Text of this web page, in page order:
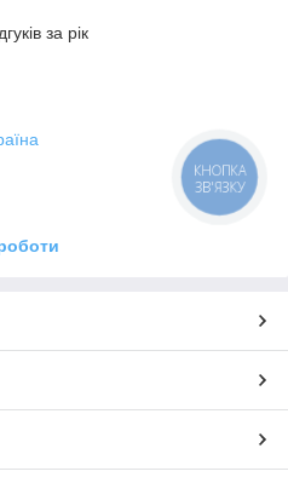
за рік
КНОПКА
ЗВ'ЯЗКУ